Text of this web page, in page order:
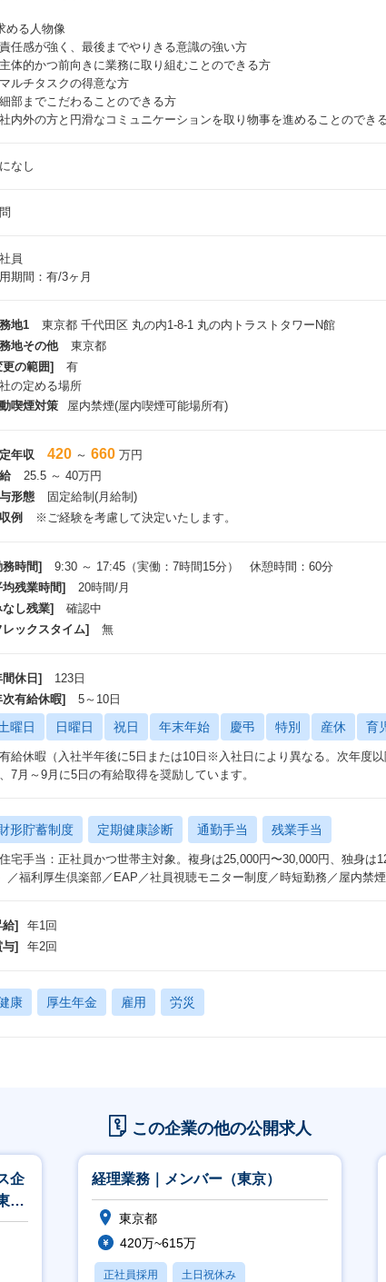
める人物像
責任感が強く、最後までやりきる意識の強い方
主体的かつ前向きに業務に取り組むことのできる方
マルチタスクの得意な方
細部までこだわることのできる方
社内外の方と円滑なコミュニケーションを取り物事を進めることのでき
なし
員
期間：有/3ヶ月
地1
東京都 千代田区 丸の内1-8-1 丸の内トラストタワーN館
地その他
東京都
更の範囲]
有
の定める場所
喫煙対策
屋内禁煙(屋内喫煙可能場所有)
年収 420 ～ 660 万円
25.5 ～ 40万円
形態
固定給制(月給制)
例
※ご経験を考慮して決定いたします。
務時間]
9:30 ～ 17:45（実働：7時間15分） 休憩時間：60分
均残業時間]
20時間/月
なし残業]
確認中
レックスタイム]
無
間休日]
123日
次有給休暇]
5～10日
曜日 日曜日 祝日 年末年始 慶弔 特別 産休 育
有給休暇（入社半年後に5日または10日※入社日により異なる。次年度
7月～9月に5日の有給取得を奨励しています。
形貯蓄制度 定期健康診断 通勤手当 残業手当
住宅手当：正社員かつ世帯主対象。複身は25,000円〜30,000円、独身は
／福利厚生倶楽部／EAP／社員視聴モニター制度／時短勤務／屋内禁
給]
年1回
与]
年2回
康 厚生年金 雇用 労災
この企業の他の公開求人
企
経理業務｜メンバー（東京）
東京都
420万~615万
正社員採用 土日祝休み